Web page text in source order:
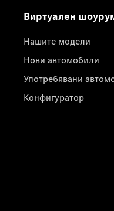
Виртуален
Нашите модели
Нови автомобили
Употребявани
Конфигуратор